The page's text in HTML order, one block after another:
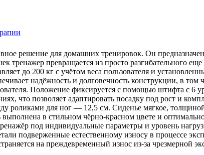
решение для домашних тренировок. Он
превращается из просто разгибательного
до 200 кг с учётом веса пользователя и
надёжность и долговечность конструкции, в
Положение фиксируется с помощью штифта с 6
что позволяет адаптировать посадку под рост и
для ног — 12,5 см. Сиденье мягкое,
в стильном чёрно-красном цвете и
под индивидуальные параметры и уровень
подверженные естественному износу в процессе
на преждевременный износ из-за чрезмерной